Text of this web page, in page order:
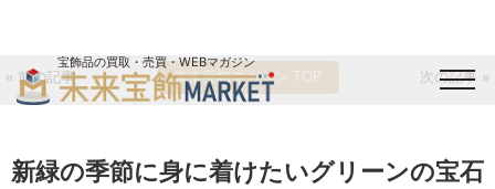
宝飾品の買取・売買・WEBマガジン
未来宝飾マガジン
運営会社
« 前の記事 未来宝飾マガジン TOP 次の記事 »
新緑の季節に身に着けたいグリーンの宝石